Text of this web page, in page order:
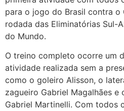
para o jogo do Brasil contra o
rodada das Eliminatórias Sul-
do Mundo.
O treino completo ocorre um
atividade realizada sem a
como o goleiro Alisson, o
zagueiro Gabriel Magalhães e
Gabriel Martinelli. Com todos